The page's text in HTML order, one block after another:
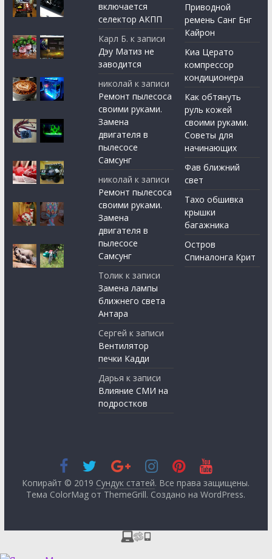
включается
селектор АКПП
Карл Б. к записи
Дэу Матиз не
заводится
николай к записи
Ремонт пылесоса
своими руками.
Замена
двигателя в
пылесосе
Самсунг
николай к записи
Ремонт пылесоса
своими руками.
Замена
двигателя в
пылесосе
Самсунг
Толик к записи
Замена лампы
ближнего света
Антара
Сергей к записи
Вентилятор
печки Кадди
Дарья к записи
Влияние СМИ на
подростков
Приводной
ремень Санг Енг
Кайрон
Киа Церато
компрессор
кондиционера
Как обтянуть
руль кожей
своими руками.
Советы для
начинающих
Фав ближний
свет
Тахо обшивка
крышки
багажника
Остров
Спиналонга Крит
Копирайт © 2019 Сундук статей. Все права защищены.
Тема ColorMag от ThemeGrill. Создано наWordPress.